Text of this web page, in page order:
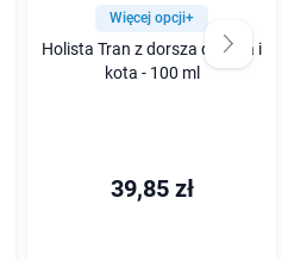
Więcej opcji+
Holista Tran z dorsza dla psa i
kota - 100 ml
39,85 zł